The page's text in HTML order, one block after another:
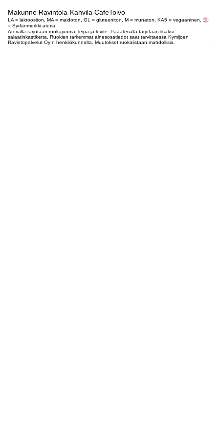
Makunne Ravintola-Kahvila CafeToivo
LA = laktoositon, MA = maidoton, GL = gluteeniton, M = munaton, KA5 = vegaaninen,
= Sydänmerkki-ateria
Aterialla tarjotaan ruokajuoma, leipä ja levite. Pääaterialla tarjotaan lisäksi
salaatinkastiketta. Ruokien tarkemmat ainesosatiedot saat tarvittaessa Kymijoen
Ravintopalvelut Oy:n henkilökunnalta. Muutokset ruokalistaan mahdollisia.